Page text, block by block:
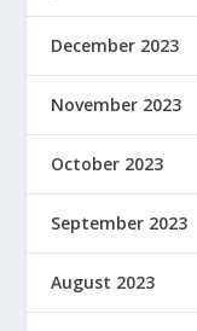
December 2023
November 2023
October 2023
September 2023
August 2023